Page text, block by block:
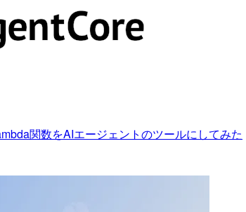
関数をAIエージェントのツールにしてみた